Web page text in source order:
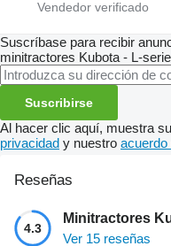
Suscríbase para recibir
minitractores Kubota - L-
Suscribirse
Al hacer clic aquí, muestra
privacidad y nuestro acuerdo
Reseñas
4.3
Minitractores
Ver 15 reseñas